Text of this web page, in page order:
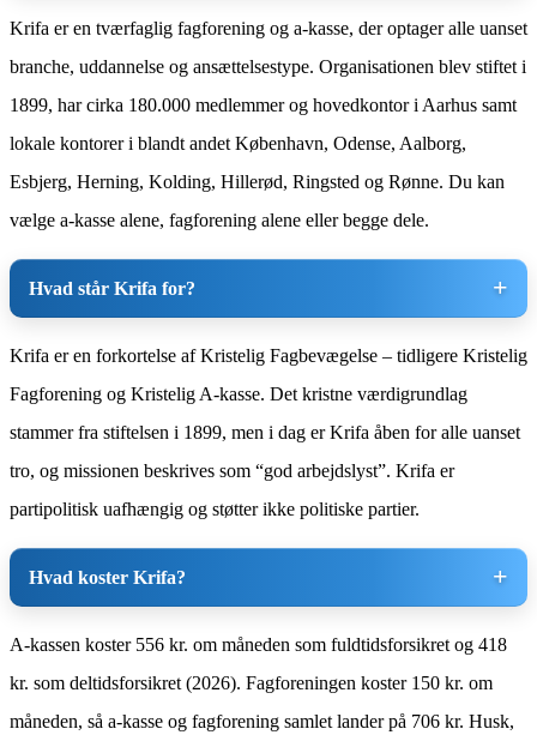
Krifa er en tværfaglig fagforening og a-kasse, der optager alle uanset
branche, uddannelse og ansættelsestype. Organisationen blev stiftet i
1899, har cirka 180.000 medlemmer og hovedkontor i Aarhus samt
lokale kontorer i blandt andet København, Odense, Aalborg,
Esbjerg, Herning, Kolding, Hillerød, Ringsted og Rønne. Du kan
vælge a-kasse alene, fagforening alene eller begge dele.
Hvad står Krifa for?
Krifa er en forkortelse af Kristelig Fagbevægelse – tidligere Kristelig
Fagforening og Kristelig A-kasse. Det kristne værdigrundlag
stammer fra stiftelsen i 1899, men i dag er Krifa åben for alle uanset
tro, og missionen beskrives som “god arbejdslyst”. Krifa er
partipolitisk uafhængig og støtter ikke politiske partier.
Hvad koster Krifa?
A-kassen koster 556 kr. om måneden som fuldtidsforsikret og 418
kr. som deltidsforsikret (2026). Fagforeningen koster 150 kr. om
måneden, så a-kasse og fagforening samlet lander på 706 kr. Husk,